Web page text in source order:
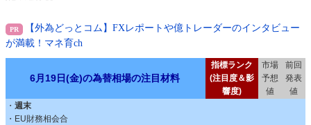
【外為どっとコム】FXレポートや億トレーダーのインタビュー
が満載！マネ育ch
6月19日(金)の為替相場の注目材料
指標ランク
(注目度＆影
響度)
市場
予想
値
前回
発表
値
・ 週末
・EU財務相会合